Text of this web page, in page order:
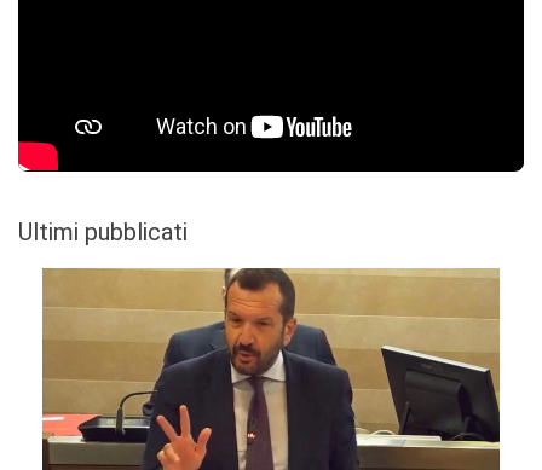
Ultimi pubblicati